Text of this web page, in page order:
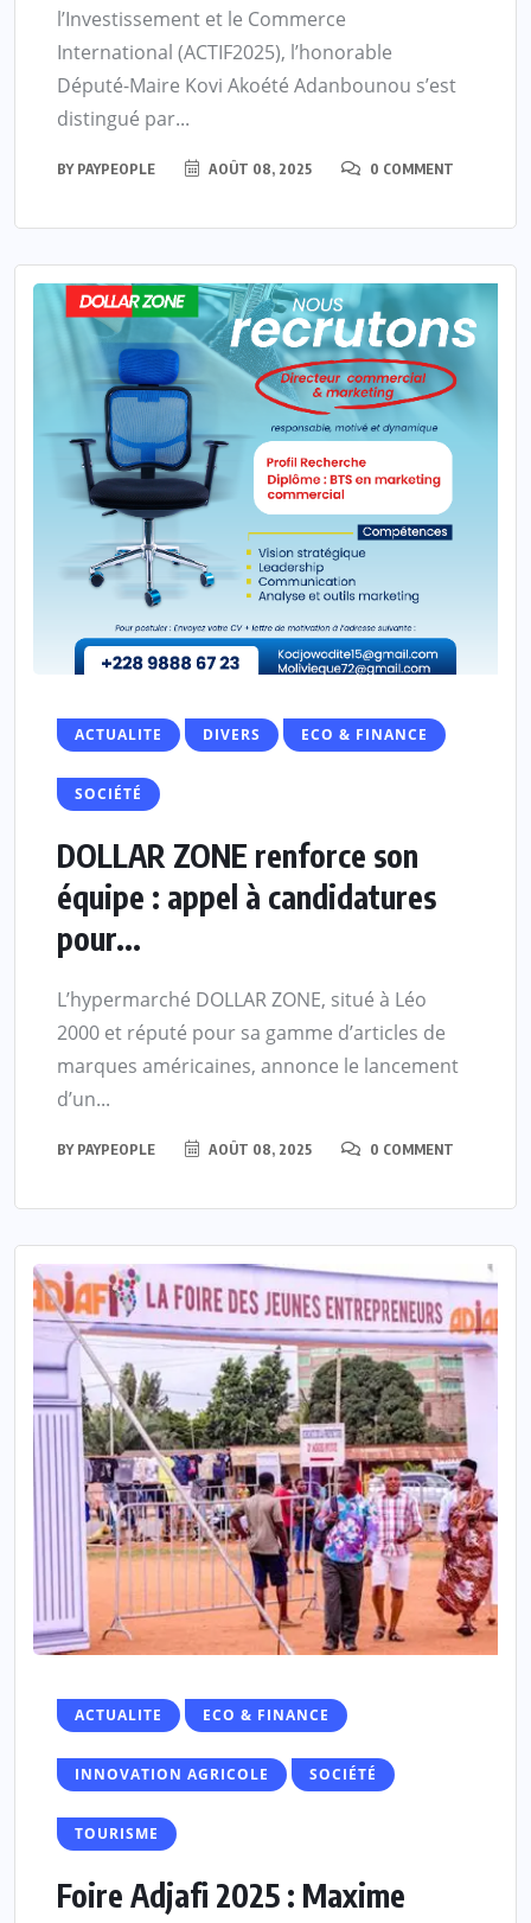
l’Investissement et le Commerce
International (ACTIF2025), l’honorable
Député-Maire Kovi Akoété Adanbounou s’est
distingué par...
BY PAYPEOPLE AOÛT 08, 2025 0 COMMENT
ACTUALITE DIVERS ECO & FINANCE
SOCIÉTÉ
DOLLAR ZONE renforce son
équipe : appel à candidatures
pour...
L’hypermarché DOLLAR ZONE, situé à Léo
2000 et réputé pour sa gamme d’articles de
marques américaines, annonce le lancement
d’un...
BY PAYPEOPLE AOÛT 08, 2025 0 COMMENT
ACTUALITE ECO & FINANCE
INNOVATION AGRICOLE SOCIÉTÉ
TOURISME
Foire Adjafi 2025 : Maxime